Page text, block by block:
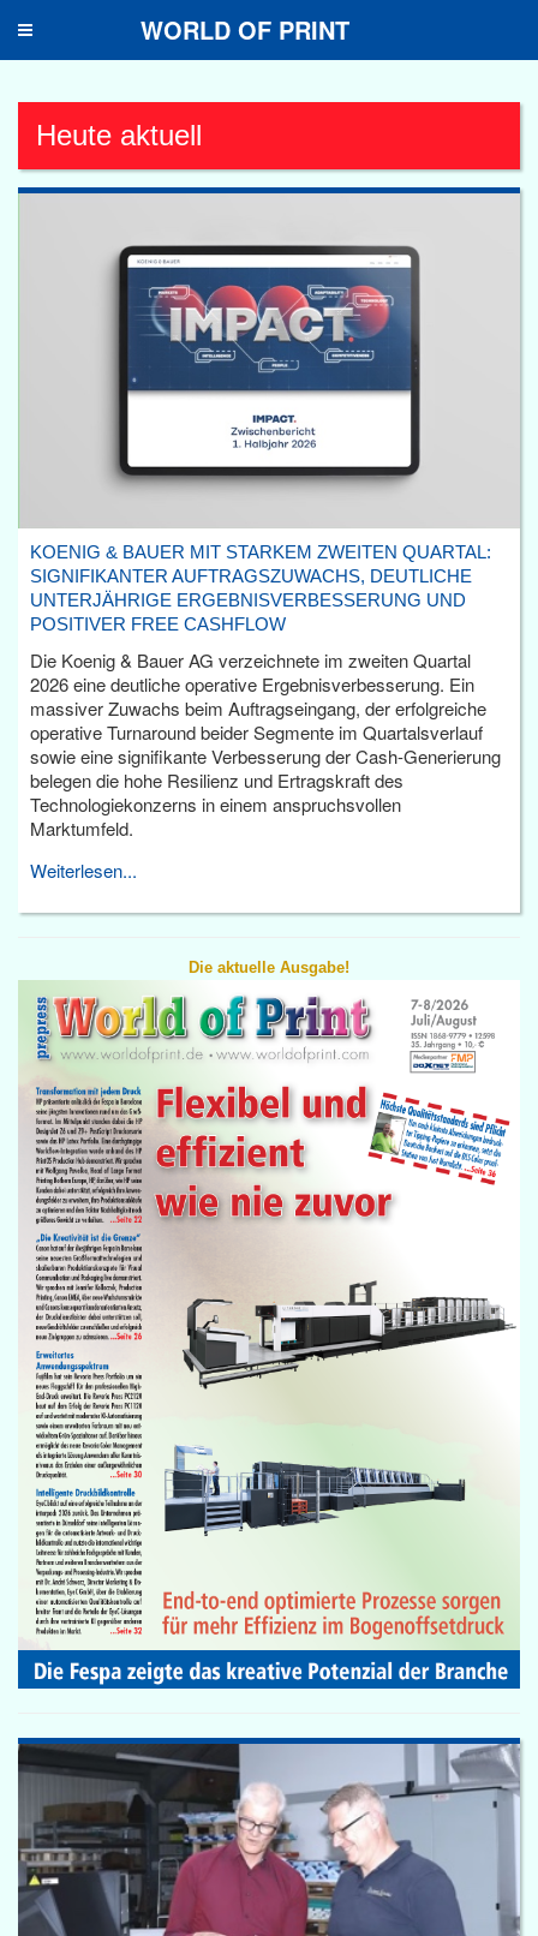
Toggle
WORLD OF PRINT
Heute aktuell
KOENIG & BAUER MIT STARKEM ZWEITEN QUARTAL:
SIGNIFIKANTER AUFTRAGSZUWACHS, DEUTLICHE
UNTERJÄHRIGE ERGEBNISVERBESSERUNG UND
POSITIVER FREE CASHFLOW
Die Koenig & Bauer AG verzeichnete im zweiten Quartal
2026 eine deutliche operative Ergebnisverbesserung. Ein
massiver Zuwachs beim Auftragseingang, der erfolgreiche
operative Turnaround beider Segmente im Quartalsverlauf
sowie eine signifikante Verbesserung der Cash-Generierung
belegen die hohe Resilienz und Ertragskraft des
Technologiekonzerns in einem anspruchsvollen
Marktumfeld.
Weiterlesen...
Die aktuelle Ausgabe!